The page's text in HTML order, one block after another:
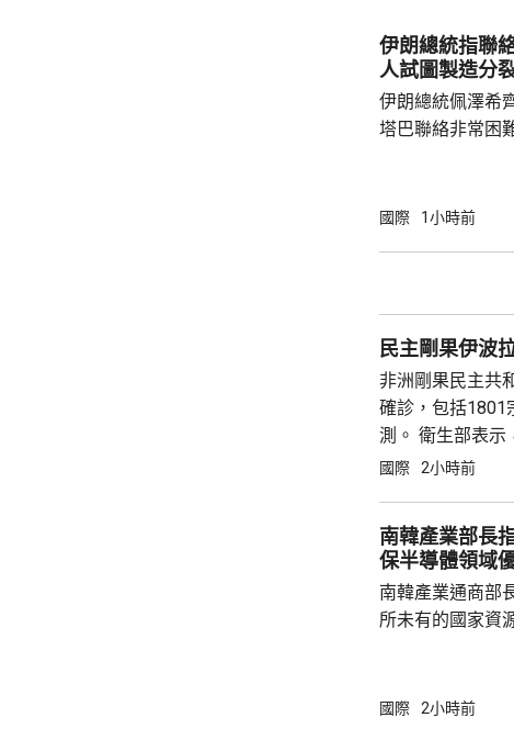
存和發展，虛偽
對華認知，停止霸
指，美國駐阿根
伊朗總統指聯
人試圖製造分
伊朗總統佩澤希
塔巴聯絡非常困
程，試圖在伊朗內部製
巴最近收到相關
報告中的方案獲
國際 1小時前
民主剛果伊波
非洲剛果民主共
確診，包括1801
測。 衛生部表示
船後，出現疑似
國際 2小時前
南韓產業部長
保半導體領域
南韓產業通商部
所未有的國家資
一個論壇上表示
國際 2小時前